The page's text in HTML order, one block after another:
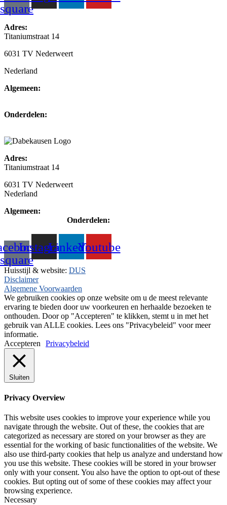
square
Adres:
Titaniumstraat 14
6031 TV Nederweert
Nederland
Algemeen:
Onderdelen:
Adres:
Titaniumstraat 14
6031 TV Nederweert
Nederland
Algemeen:
Onderdelen:
square
InstagramLinkedinYoutube
Huisstijl & website: DUS
Disclaimer
Algemene Voorwaarden
We gebruiken cookies op onze website om u de meest relevante
ervaring te bieden door uw voorkeuren en herhaalde bezoeken te
onthouden. Door op "Accepteren" te klikken, stemt u in met het
gebruik van ALLE cookies. Lees ons "Privacybeleid" voor meer
informatie.
Accepteren
Privacybeleid
Sluiten
Privacy Overview
This website uses cookies to improve your experience while you
navigate through the website. Out of these, the cookies that are
categorized as necessary are stored on your browser as they are
essential for the working of basic functionalities of the website. We
also use third-party cookies that help us analyze and understand how
you use this website. These cookies will be stored in your browser
only with your consent. You also have the option to opt-out of these
cookies. But opting out of some of these cookies may affect your
browsing experience.
Necessary